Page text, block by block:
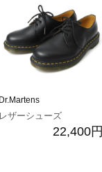
Dr.Martens
レザーシューズ
22,400円